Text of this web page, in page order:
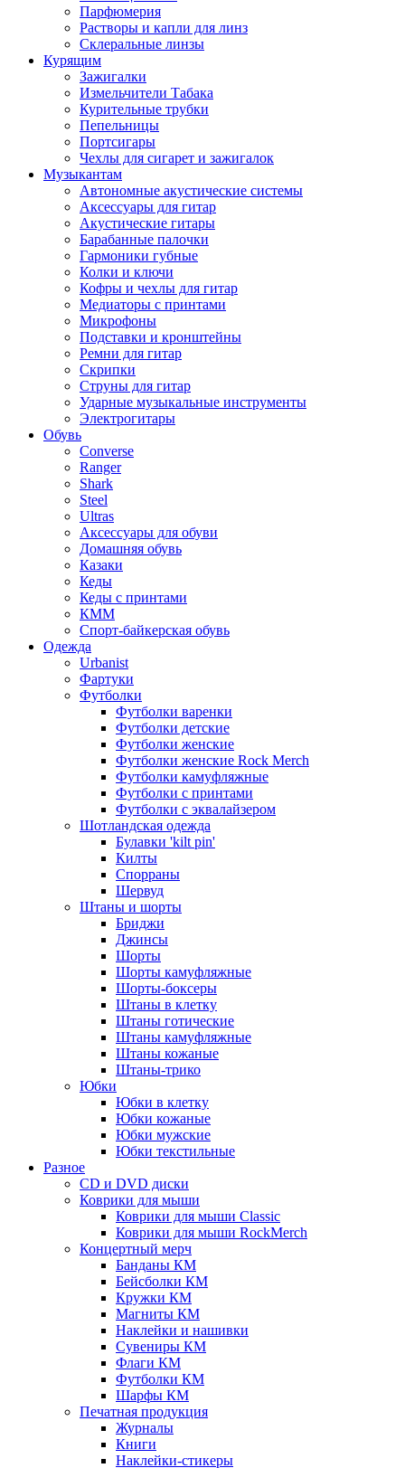
Парфюмерия
Растворы и капли для линз
Склеральные линзы
Курящим
Зажигалки
Измельчители Табака
Курительные трубки
Пепельницы
Портсигары
Чехлы для сигарет и зажигалок
Музыкантам
Автономные акустические системы
Аксессуары для гитар
Акустические гитары
Барабанные палочки
Гармоники губные
Колки и ключи
Кофры и чехлы для гитар
Медиаторы с принтами
Микрофоны
Подставки и кронштейны
Ремни для гитар
Скрипки
Струны для гитар
Ударные музыкальные инструменты
Электрогитары
Обувь
Converse
Ranger
Shark
Steel
Ultras
Аксессуары для обуви
Домашняя обувь
Казаки
Кеды
Кеды с принтами
КММ
Спорт-байкерская обувь
Одежда
Urbanist
Фартуки
Футболки
Футболки варенки
Футболки детские
Футболки женские
Футболки женские Rock Merch
Футболки камуфляжные
Футболки с принтами
Футболки с эквалайзером
Шотландская одежда
Булавки 'kilt pin'
Килты
Спорраны
Шервуд
Штаны и шорты
Бриджи
Джинсы
Шорты
Шорты камуфляжные
Шорты-боксеры
Штаны в клетку
Штаны готические
Штаны камуфляжные
Штаны кожаные
Штаны-трико
Юбки
Юбки в клетку
Юбки кожаные
Юбки мужские
Юбки текстильные
Разное
CD и DVD диски
Коврики для мыши
Коврики для мыши Classic
Коврики для мыши RockMerch
Концертный мерч
Банданы КМ
Бейсболки КМ
Кружки КМ
Магниты КМ
Наклейки и нашивки
Сувениры КМ
Флаги КМ
Футболки КМ
Шарфы КМ
Печатная продукция
Журналы
Книги
Наклейки-стикеры